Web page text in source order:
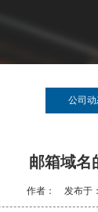
公司
邮箱域名
作者： 发布于